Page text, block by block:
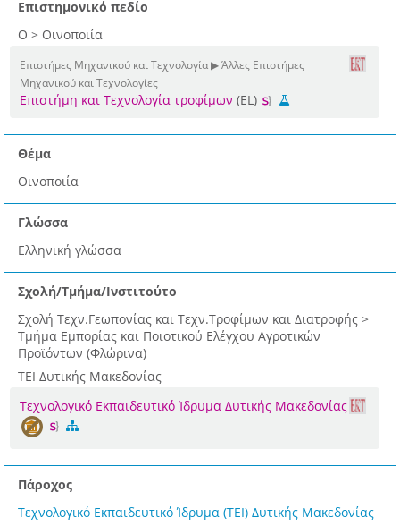
Επιστημονικό πεδίο
Ο > Οινοποιία
Επιστήμες Μηχανικού και Τεχνολογία ▶ Άλλες Επιστήμες
Μηχανικού και Τεχνολογίες
Επιστήμη και Τεχνολογία τροφίμων (EL)
Θέμα
Οινοποιία
Γλώσσα
Ελληνική γλώσσα
Σχολή/Τμήμα/Ινστιτούτο
Σχολή Τεχν.Γεωπονίας και Τεχν.Τροφίμων και Διατροφής >
Τμήμα Εμπορίας και Ποιοτικού Ελέγχου Αγροτικών
Προϊόντων (Φλώρινα)
ΤΕΙ Δυτικής Μακεδονίας
Τεχνολογικό Εκπαιδευτικό Ίδρυμα Δυτικής Μακεδονίας
Πάροχος
Τεχνολογικό Εκπαιδευτικό Ίδρυμα (ΤΕΙ) Δυτικής Μακεδονίας